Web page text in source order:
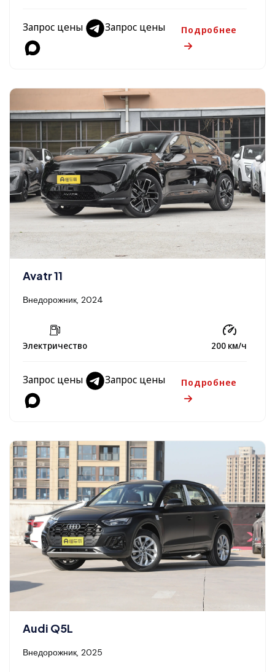
Запрос цены Запрос цены Подробнее
Avatr 11
Внедорожник, 2024
Электричество 200 км/ч
Запрос цены Запрос цены Подробнее
Audi Q5L
Внедорожник, 2025